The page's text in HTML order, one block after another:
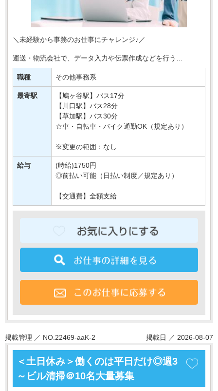
＼未経験から事務のお仕事にチャレンジ♪／
運送・物流会社で、データ入力や伝票作成などを行う
事務スタッフを募集します＊
お任せするのは、入出荷に関する情報入力や
書類整理など、物流を支えるサポート・・・
職種 その他事務系
最寄駅
【鳩ヶ谷駅】バス17分
【川口駅】バス28分
【草加駅】バス30分
☆車・自転車・バイク通勤OK（規定あり）
※変更の範囲：なし
給与
(時給)1750円
◎前払い可能（日払い制度／規定あり）
【交通費】全額支給
掲載管理 ／ NO.22469-aaK-2 掲載日 ／ 2026-08-07
＜土日休み＞働くのは平日だけ◎週3
～ビル清掃＠10名大量募集